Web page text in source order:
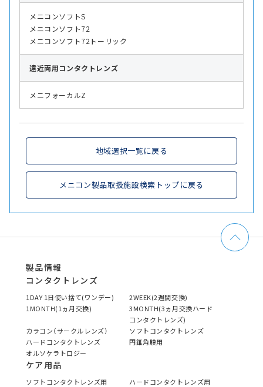
メニコンソフトS
メニコンソフト72
メニコンソフト72トーリック
遠近両用コンタクトレンズ
メニフォーカルZ
地域選択一覧に戻る
メニコン製品取扱施設検索トップに戻る
製品情報
コンタクトレンズ
1DAY 1日使い捨て(ワンデー)
2WEEK(2週間交換)
1MONTH(1ヵ月交換)
3MONTH(3ヵ月交換ハード
コンタクトレンズ)
カラコン（サークルレンズ）
ソフトコンタクトレンズ
ハードコンタクトレンズ
円錐角膜用
オルソケラトロジー
ケア用品
ソフトコンタクトレンズ用
ハードコンタクトレンズ用